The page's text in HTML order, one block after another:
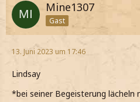
Mine1307
Gast
13. Juni 2023 um 17:46
Lindsay
*bei seiner Begeisterung lächeln